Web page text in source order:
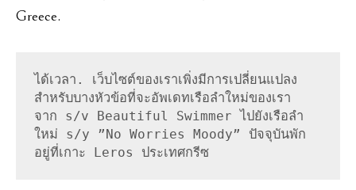
Greece.
ได้เวลา. เว็บไซต์ของเราเพิ่งมีการเปลี่ยนแปลง
สำหรับบางหัวข้อที่จะอัพเดทเรือลำใหม่ของเรา
จาก s/v Beautiful Swimmer ไปยังเรือลำ
ใหม่ s/y ”No Worries Moody” ปัจจุบันพัก
อยู่ที่เกาะ Leros ประเทศกรีซ